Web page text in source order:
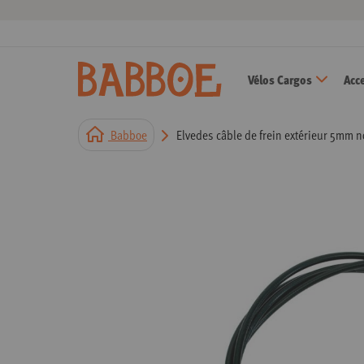
Vélos Cargos
Babboe Elvedes câble de frein extérieur 5mm